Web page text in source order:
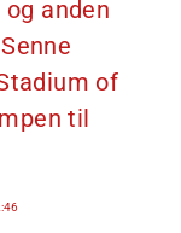
anden
of
til